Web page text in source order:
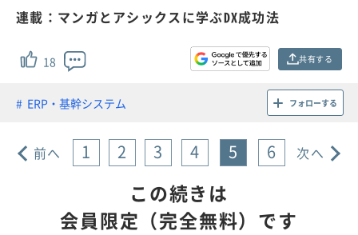
連載：マンガとアシックスに学ぶDX成功法
18 共有する
ERP・基幹システム フォローする
前へ 1 2 3 4 5 6 次へ
この続きは
会員限定（完全無料）です